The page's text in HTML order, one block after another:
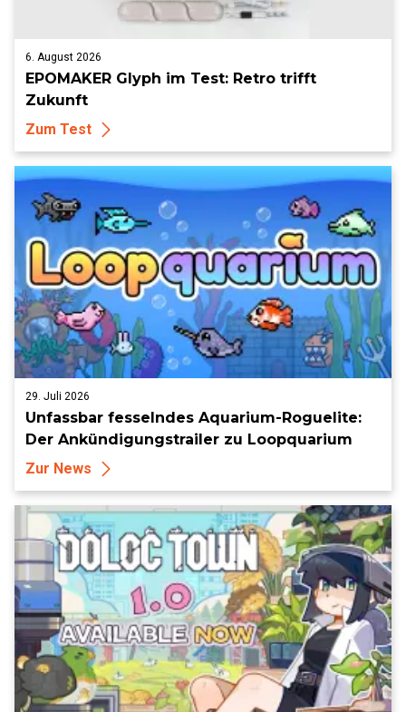
6. August 2026
EPOMAKER Glyph im Test: Retro trifft
Zukunft
Zum Test
29. Juli 2026
Unfassbar fesselndes Aquarium-Roguelite:
Der Ankündigungstrailer zu Loopquarium
Zur News